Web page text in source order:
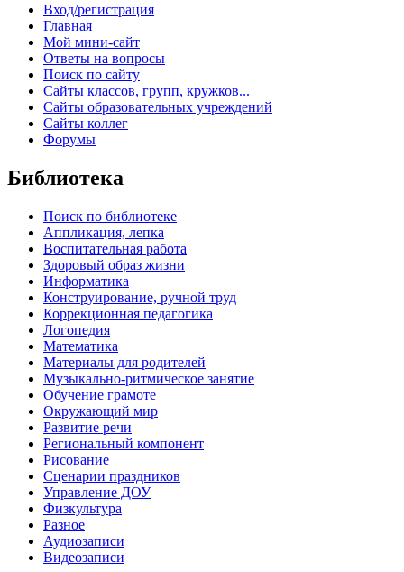
Вход/регистрация
Главная
Мой мини-сайт
Ответы на вопросы
Поиск по сайту
Сайты классов, групп, кружков...
Сайты образовательных учреждений
Сайты коллег
Форумы
Библиотека
Поиск по библиотеке
Аппликация, лепка
Воспитательная работа
Здоровый образ жизни
Информатика
Конструирование, ручной труд
Коррекционная педагогика
Логопедия
Математика
Материалы для родителей
Музыкально-ритмическое занятие
Обучение грамоте
Окружающий мир
Развитие речи
Региональный компонент
Рисование
Сценарии праздников
Управление ДОУ
Физкультура
Разное
Аудиозаписи
Видеозаписи